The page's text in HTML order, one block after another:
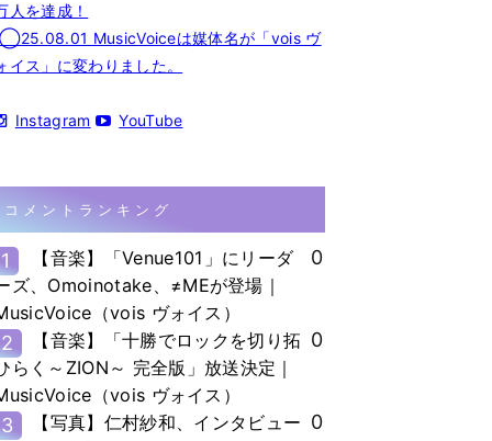
人を達成！
◯25.08.01 MusicVoiceは媒体名が「vois ヴ
イス」に変わりました。
Instagram YouTube
コメントランキング
1
【音楽】「Venue101」にリーダ
ズ、Omoinotake、≠MEが登場｜
（vois ヴォイス）
0
2
【音楽】「十勝でロックを切り拓
らく～ZION～ 完全版」放送決定｜
（vois ヴォイス）
0
3
【写真】仁村紗和、インタビュー 0